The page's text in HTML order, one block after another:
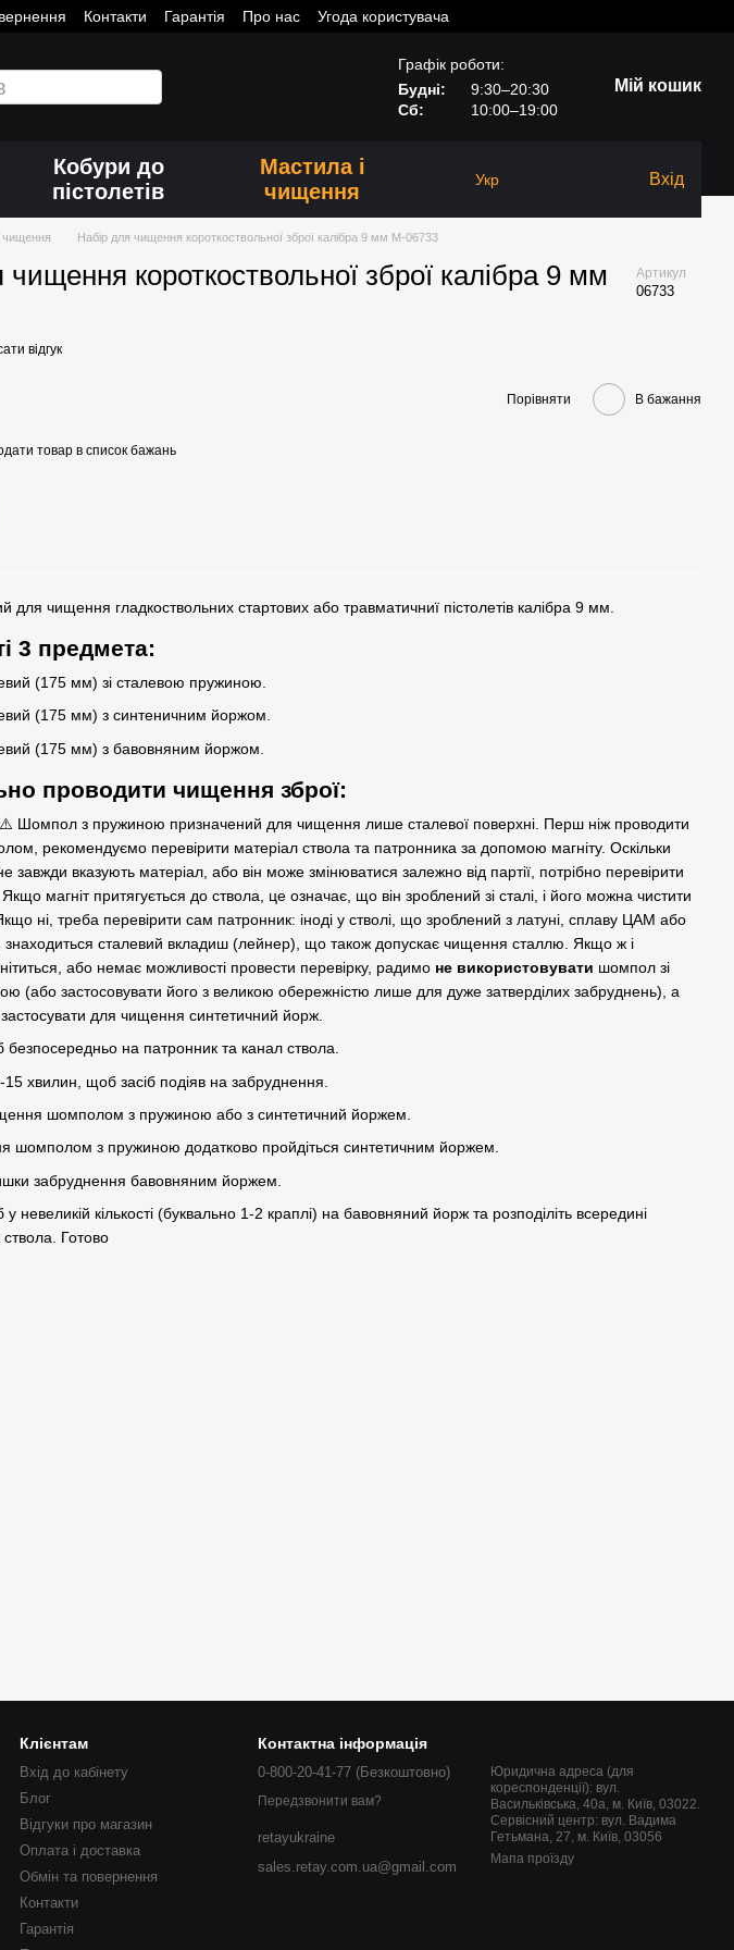
Контакти Гарантія Про нас Угода користувача
Графік роботи:
Будні:
9:30–20:30
Сб:
10:00–19:00
Мій кошик
Кобури до
пістолетів
Мастила і
чищення
Укр Вхід
Makarov
під
холостий патрон
9 мм)
Магазин для
8-зарядний
Холості патрони
350 грн
198 грн
Разом дешевше
калібра 9 мм M-06733
350 грн
5 097 грн 5 540 грн
чищення Набір для чищення короткоствольної зброї калібра 9 мм M-06733
чищення короткоствольної зброї калібра 9 мм
Артикул
06733
відгук
Порівняти В бажання
товар в список бажань
для чищення гладкоствольних стартових або травматичниї пістолетів калібра 9 мм.
3 предмета:
(175 мм) зі сталевою пружиною.
(175 мм) з синтеничним йоржом.
(175 мм) з бавовняним йоржом.
проводити чищення зброї:
Шомпол з пружиною призначений для чищення лише сталевої поверхні. Перш ніж проводити
рекомендуємо перевірити матеріал ствола та патронника за допомою магніту. Оскільки
завжди вказують матеріал, або він може змінюватися залежно від партії, потрібно перевірити
магніт притягується до ствола, це означає, що він зроблений зі сталі, і його можна чистити
ні, треба перевірити сам патронник: іноді у стволі, що зроблений з латуні, сплаву ЦАМ або
знаходиться сталевий вкладиш (лейнер), що також допускає чищення сталлю. Якщо ж і
або немає можливості провести перевірку, радимо не використовувати шомпол зі
(або застосовувати його з великою обережністю лише для дуже затверділих забруднень), а
застосувати для чищення синтетичний йорж.
безпосередньо на патронник та канал ствола.
хвилин, щоб засіб подіяв на забруднення.
шомполом з пружиною або з синтетичний йоржем.
шомполом з пружиною додатково пройдіться синтетичним йоржем.
забруднення бавовняним йоржем.
у невеликій кількості (буквально 1-2 краплі) на бавовняний йорж та розподіліть всередині
ствола. Готово
Клієнтам
Вхід до кабінету
Блог
Відгуки про магазин
Оплата і доставка
Обмін та повернення
Контакти
Гарантія
Контактна інформація
0-800-20-41-77 (Безкоштовно)
Передзвонити вам?
retayukraine
sales.retay.com.ua@gmail.com
Юридична адреса (для
кореспонденції): вул.
Васильківська, 40а, м. Київ, 03022.
Сервісний центр: вул. Вадима
Гетьмана, 27, м. Київ, 03056
Мапа проїзду